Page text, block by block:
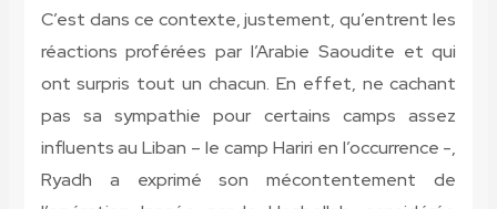
C’est dans ce contexte, justement, qu’entrent les
réactions proférées par l’Arabie Saoudite et qui
ont surpris tout un chacun. En effet, ne cachant
pas sa sympathie pour certains camps assez
influents au Liban – le camp Hariri en l’occurrence -,
Ryadh a exprimé son mécontentement de